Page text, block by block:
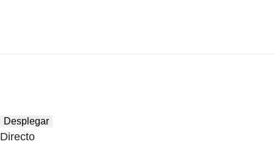
Desplegar
Directo